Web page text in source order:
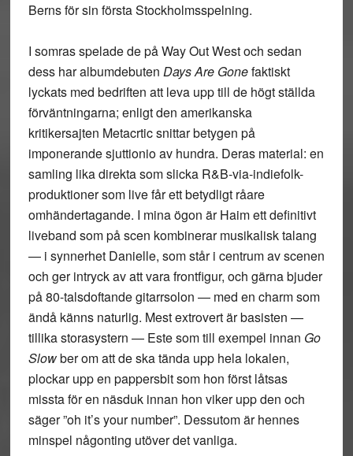
Berns för sin första Stockholmsspelning.
I somras spelade de på Way Out West och sedan
dess har albumdebuten Days Are Gonefaktiskt
lyckats med bedriften att leva upp till de högt ställda
förväntningarna; enligt den amerikanska
kritikersajten Metacrtic snittar betygen på
imponerande sjuttionio av hundra. Deras material: en
samling lika direkta som slicka R&B-via-indiefolk-
produktioner som live får ett betydligt råare
omhändertagande. I mina ögon är Haim ett definitivt
liveband som på scen kombinerar musikalisk talang
— i synnerhet Danielle, som står i centrum av scenen
och ger intryck av att vara frontfigur, och gärna bjuder
på 80-talsdoftande gitarrsolon — med en charm som
ändå känns naturlig. Mest extrovert är basisten —
tillika storasystern — Este som till exempel innan Go
Slowber om att de ska tända upp hela lokalen,
plockar upp en pappersbit som hon först låtsas
missta för en näsduk innan hon viker upp den och
säger ”oh it’s your number”. Dessutom är hennes
minspel någonting utöver det vanliga.